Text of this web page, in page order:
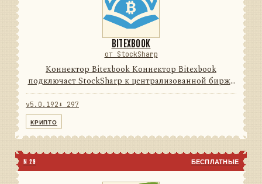
BITEXBOOK
от StockSharp
Коннектор Bitexbook Коннектор Bitexbook
подключает StockSharp к централизованной бирже
цифровых активов. Он переводит данные и
операции провайдера в единую модель сообщений
v5.0.192 ⬇ 297
КРИПТО
N 29 БЕСПЛАТНЫЕ